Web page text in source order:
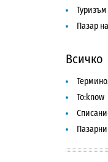
Туризъм
Пазар
Всичко
To:know